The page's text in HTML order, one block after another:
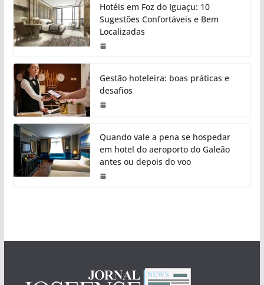
Hotéis em Foz do Iguaçu: 10
Sugestões Confortáveis e Bem
Localizadas
Gestão hoteleira: boas práticas e
desafios
Quando vale a pena se hospedar
em hotel do aeroporto do Galeão
antes ou depois do voo